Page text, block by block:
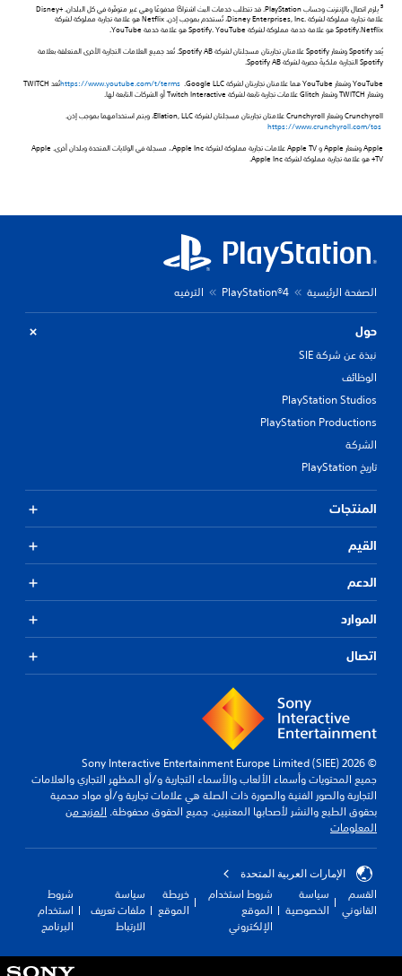
5
يلزم اتصال بالإنترنت وحساب PlayStation. قد تتطلب خدمات البث اشتراكًا مدفوعًا وهي غير متوفّرة في كل البلدان. Disney+‎
علامة تجارية مملوكة لشركة Disney Enterprises, Inc.‎، تُستخدم بموجب إذن. Netflix هو علامة تجارية مملوكة لشركة
Netflix.‏Spotify هو علامة خدمة مملوكة لشركة Spotify. YouTube هو علامة خدمة YouTube.
يُعد Spotify وشعار Spotify علامتان تجاريتان مسجلتان لشركة Spotify AB. تُعد جميع العلامات التجارية الأخرى المتعلقة بعلامة
Spotify التجارية ملكيةً حصرية لشركة Spotify AB.
YouTube وشعار YouTube هما علامتان تجاريتان لشركة Google LLC. ‏
https://www.youtube.com/t/terms
تُعد TWITCH
وشعار TWITCH وشعار Glitch علامات تجارية تابعة لشركة Twitch Interactive أو الشركات التابعة لها.
Crunchyroll وشعار Crunchyroll علامتان تجاريتان مسجلتان لشركة Ellation, LLC، ويتم استخدامهما بموجب إذن.
https://www.crunchyroll.com/tos
Apple وشعار Apple و Apple TV علامات تجارية مملوكة لشركة Apple Inc.، مسجلة في الولايات المتحدة وبلدان أخرى. Apple
TV+ هو علامة تجارية مملوكة لشركة Apple Inc.
الصفحة الرئيسية PlayStation®4 الترفيه
حول
نبذة عن شركة SIE
الوظائف
PlayStation Studios
PlayStation Productions
الشركة
تاريخ PlayStation
المنتجات
القيم
الدعم
الموارد
اتصال
© 2026 Sony Interactive Entertainment Europe Limited (SIEE)
جميع المحتويات وأسماء الألعاب والأسماء التجارية و/أو المظهر التجاري والعلامات
التجارية والصور الفنية والصورة ذات الصلة هي علامات تجارية و/أو مواد محمية
بحقوق الطبع والنشر لأصحابها المعنيين. جميع الحقوق محفوظة. المزيد من
المعلومات
الإمارات العربية المتحدة
القسم
القانوني
سياسة
الخصوصية
شروط استخدام
الموقع
الإلكتروني
خريطة
الموقع
سياسة
ملفات تعريف
الارتباط
شروط
استخدام
البرنامج